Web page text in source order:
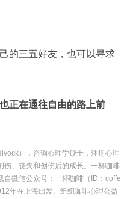
的三五好友，也可以寻求
正在通往自由的路上前
），咨询心理学硕士，注册心理
伤、丧失和创伤后的成长。一杯咖啡
自微信公众号：一杯咖啡（ID：coffe
年在上海出发。组织咖啡心理公益